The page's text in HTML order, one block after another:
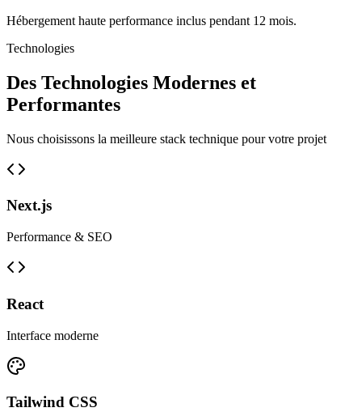
Hébergement haute performance inclus pendant 12 mois.
Technologies
Des Technologies Modernes et
Performantes
Nous choisissons la meilleure stack technique pour votre projet
Next.js
Performance & SEO
React
Interface moderne
Tailwind CSS